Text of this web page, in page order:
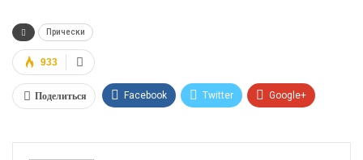
Прически
933
Поделиться Facebook Twitter Google+
Эл. адрес